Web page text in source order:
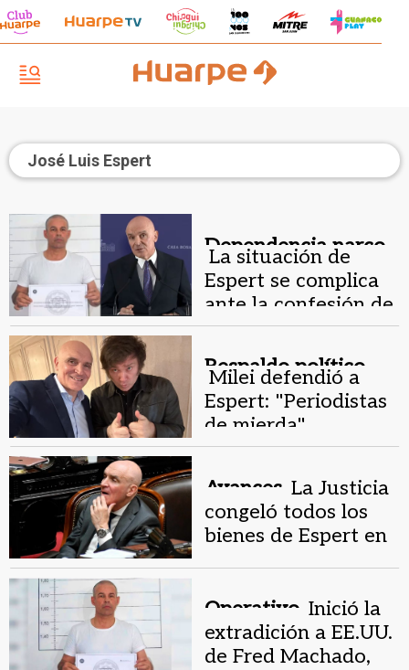
José Luis Espert
Dependencia narco.
La situación de
Espert se complica
ante la confesión de
Fred Machado
Respaldo político.
Milei defendió a
Espert: "Periodistas
de mierda"
Avances. La Justicia
congeló todos los
bienes de Espert en
Operativo. Inició la
extradición a EE.UU.
de Fred Machado,